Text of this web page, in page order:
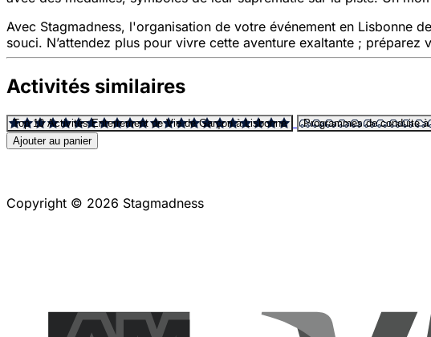
Avec Stagmadness, l'organisation de votre événement en Lisbonne
souci. N’attendez plus pour vivre cette aventure exaltante ;
Activités similaires
Top 10 Activités Enterrement de Vie de Garçon à Lisbonne
Programmes de conduite
Ajouter au panier
Copyright © 2026 Stagmadness